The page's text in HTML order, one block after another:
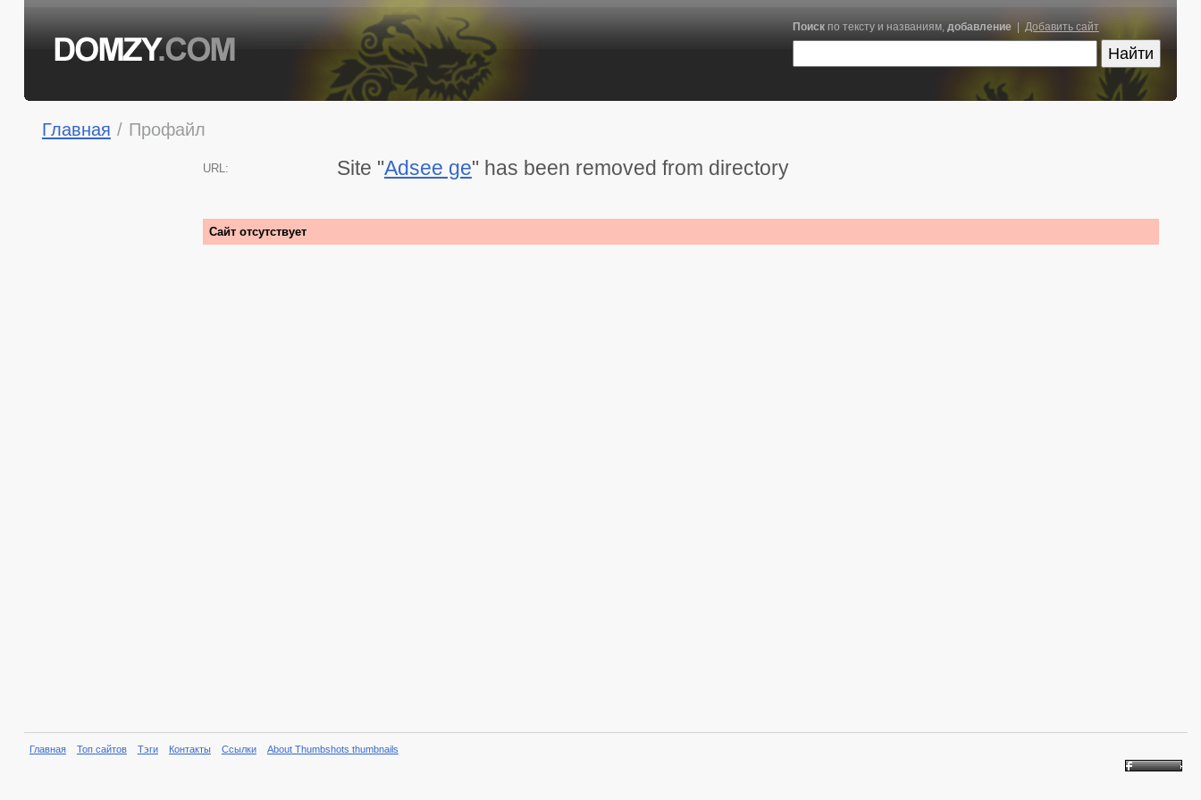
Поискпо тексту и названиям, добавление| Добавить сайт
Главная / Профайл
URL: Site "Adsee ge" has been removed from directory
Сайт отсутствует
Главная Топ сайтов Тэги Контакты Ссылки About Thumbshots thumbnails